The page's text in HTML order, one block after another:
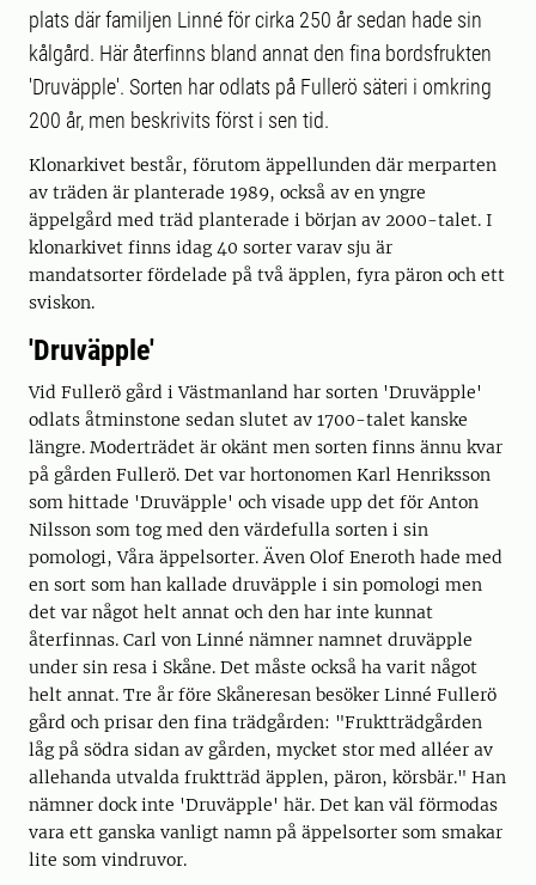
plats där familjen Linné för cirka 250 år sedan hade sin
kålgård. Här återfinns bland annat den fina bordsfrukten
'Druväpple'. Sorten har odlats på Fullerö säteri i omkring
200 år, men beskrivits först i sen tid.
Klonarkivet består, förutom äppellunden där merparten
av träden är planterade 1989, också av en yngre
äppelgård med träd planterade i början av 2000-talet. I
klonarkivet finns idag 40 sorter varav sju är
mandatsorter fördelade på två äpplen, fyra päron och ett
sviskon.
'Druväpple'
Vid Fullerö gård i Västmanland har sorten 'Druväpple'
odlats åtminstone sedan slutet av 1700-talet kanske
längre. Moderträdet är okänt men sorten finns ännu kvar
på gården Fullerö. Det var hortonomen Karl Henriksson
som hittade 'Druväpple' och visade upp det för Anton
Nilsson som tog med den värdefulla sorten i sin
pomologi, Våra äppelsorter. Även Olof Eneroth hade med
en sort som han kallade druväpple i sin pomologi men
det var något helt annat och den har inte kunnat
återfinnas. Carl von Linné nämner namnet druväpple
under sin resa i Skåne. Det måste också ha varit något
helt annat. Tre år före Skåneresan besöker Linné Fullerö
gård och prisar den fina trädgården: "Fruktträdgården
låg på södra sidan av gården, mycket stor med alléer av
allehanda utvalda fruktträd äpplen, päron, körsbär." Han
nämner dock inte 'Druväpple' här. Det kan väl förmodas
vara ett ganska vanligt namn på äppelsorter som smakar
lite som vindruvor.